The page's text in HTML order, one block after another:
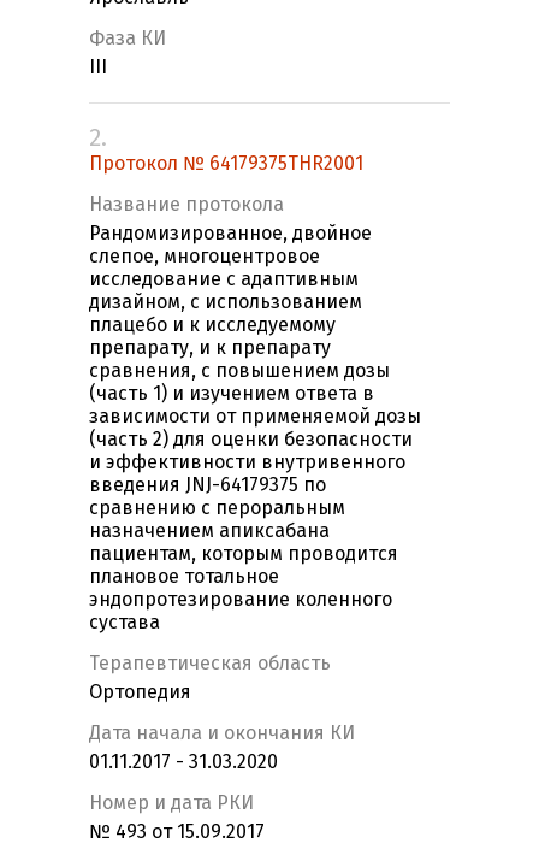
Фаза КИ
2.
Протокол № 64179375THR2001
Название протокола
Рандомизированное, двойное
слепое, многоцентровое
исследование с адаптивным
дизайном, с использованием
плацебо и к исследуемому
препарату, и к препарату
сравнения, с повышением дозы
(часть 1) и изучением ответа в
зависимости от применяемой дозы
(часть 2) для оценки безопасности
и эффективности внутривенного
введения JNJ-64179375 по
сравнению с пероральным
назначением апиксабана
пациентам, которым проводится
плановое тотальное
эндопротезирование коленного
сустава
Терапевтическая область
Ортопедия
Дата начала и окончания КИ
01.11.2017 - 31.03.2020
Номер и дата РКИ
№ 493 от 15.09.2017